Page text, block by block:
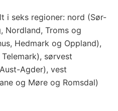
i seks regioner: nord (Sør-
Nordland, Troms og
Hedmark og Oppland),
sørvest
Agder), vest
og Møre og Romsdal)